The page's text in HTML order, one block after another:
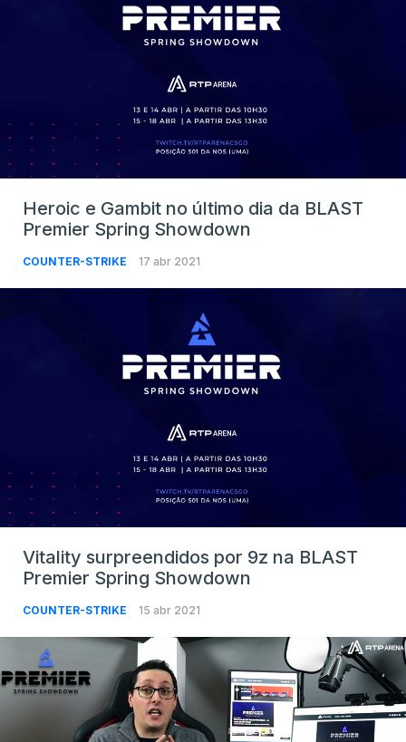
Heroic e Gambit no último dia da BLAST
Premier Spring Showdown
COUNTER-STRIKE 17 abr 2021
Vitality surpreendidos por 9z na BLAST
Premier Spring Showdown
COUNTER-STRIKE 15 abr 2021